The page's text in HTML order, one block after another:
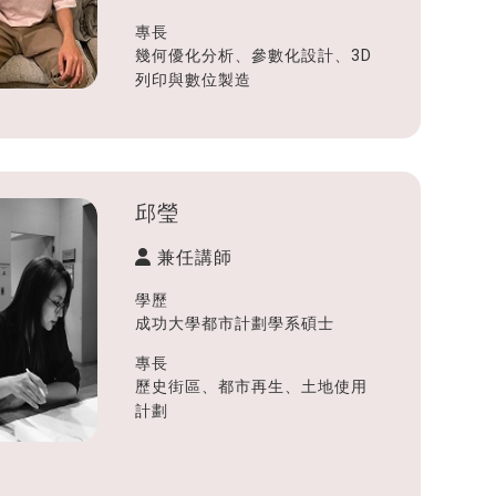
專長
幾何優化分析、參數化設計、3D
列印與數位製造
邱瑩
兼任講師
學歷
成功大學都市計劃學系碩士
專長
歷史街區、都市再生、土地使用
計劃